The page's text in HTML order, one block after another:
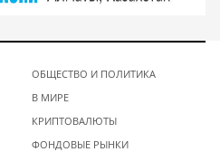
ОБЩЕСТВО И ПОЛИТИКА
В МИРЕ
КРИПТОВАЛЮТЫ
ФОНДОВЫЕ РЫНКИ